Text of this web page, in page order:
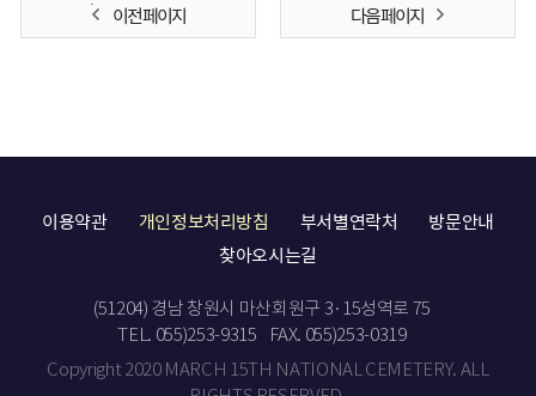
이전 페이지 다음 페이지
이용약관 개인정보처리방침 부서별연락처
방문안내
찾아오시는길
(51204) 경남 창원시 마산회원구 3·15성역로 75
TEL. 055)253-9315
FAX. 055)253-0319
Copyright 2020 MARCH 15TH NATIONAL CEMETERY. ALL